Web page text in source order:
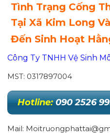
Tình Trạng Cống
Tại Xã Kim Long
Đến Sinh Hoạt
Công Ty TNHH Vệ Sinh
MST: 0317897004
Hotline: 090 2526
Mail: